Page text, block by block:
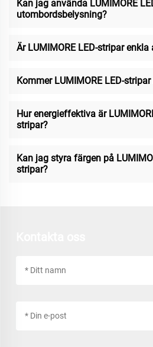
Kan jag använda LUMIMORE
utombordsbelysning?
Är LUMIMORE LED-stripar
Kommer LUMIMORE LED-
Hur energieffektiva är
stripar?
Kan jag styra färgen på
stripar?